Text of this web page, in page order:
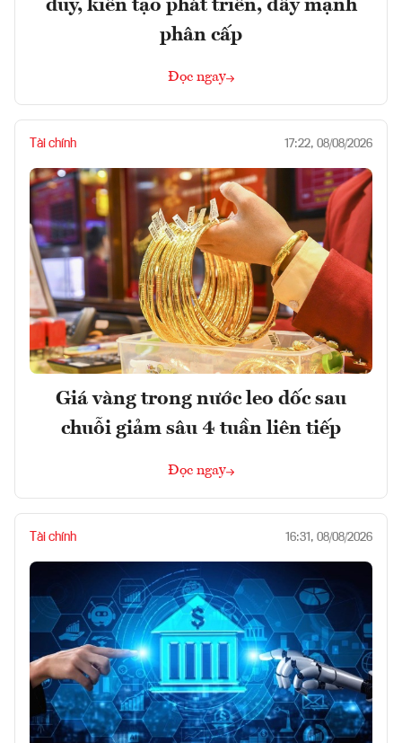
duy, kiến tạo phát triển, đẩy mạnh
phân cấp
Đọc ngay
Tài chính 17:22, 08/08/2026
Giá vàng trong nước leo dốc sau
chuỗi giảm sâu 4 tuần liên tiếp
Đọc ngay
Tài chính 16:31, 08/08/2026